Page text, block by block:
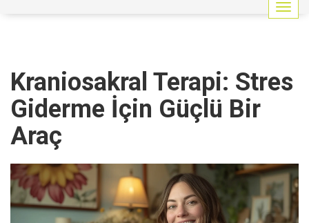
G
e
m
e
k
p
a
Kraniosakral Terapi: Stres
Giderme İçin Güçlü Bir
Araç